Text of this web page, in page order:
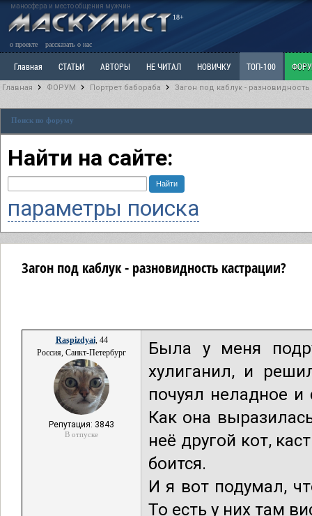
маносфера и место общения мужчин
18+
о проекте рассказать о нас
Главная СТАТЬИ АВТОРЫ НЕ ЧИТАЛ НОВИЧКУ ТОП-100
Ветка: Расстаюсь или Развожусь. САНЧАС Ветка: Наболевшее. Выскажись!
РАЗДЕЛ: Разное
Главная ФОРУМ Портрет бабораба Загон под каблук - разновидность
Поиск по форуму
Найти на сайте:
параметры поиска
Загон под каблук - разновидность кастрации?
Raspizdyai, 44
Россия, Санкт-Петербург
Репутация: 3843
В отпуске
Была у меня
хулиганил, и
почуял неладное и
Как она
неё другой кот,
боится.
И я вот подумал,
То есть у них там